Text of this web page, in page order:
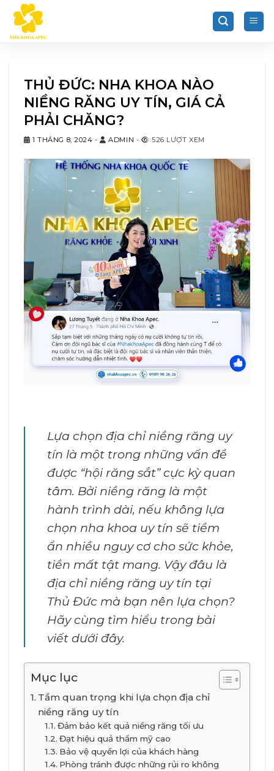
Chuyển
đến
nội
THỦ ĐỨC: NHA KHOA NÀO
NIỀNG RĂNG UY TÍN, GIÁ CẢ
PHẢI CHĂNG?
1 THÁNG 8, 2024 - ADMIN - 526 LƯỢT XEM
Lựa chọn địa chỉ niềng răng uy
tín là một trong những vấn đề
được “hội răng sắt” cực kỳ quan
tâm. Bởi niềng răng là một
hành trình dài, nếu không lựa
chọn nha khoa uy tín sẽ tiềm
ẩn nhiều nguy cơ cho sức khỏe,
tiền mất tật mang. Vậy đâu là
địa chỉ niềng răng uy tín tại
Thủ Đức mà bạn nên lựa chọn?
Hãy cùng tìm hiểu trong bài
viết dưới đây.
Mục lục
Tầm quan trọng khi lựa chọn địa chỉ
niềng răng uy tín
Đảm bảo kết quả niềng răng tối ưu
Đạt hiệu quả thẩm mỹ cao
Bảo vệ quyền lợi của khách hàng
Phòng tránh được những rủi ro không